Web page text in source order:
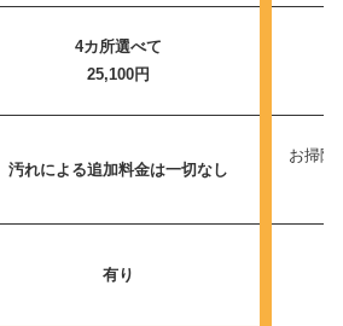
4カ所選べて
25,100円
汚れによる追加料金は一切なし
お掃除
有り